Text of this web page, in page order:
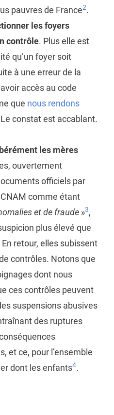
pauvres de France2.
les foyers
contrôle. Plus elle est
qu’un foyer soit
à une erreur de la
accès au code
que nous rendons
constat est accablant.
les mères
ouvertement
officiels par
comme étant
et de fraude»3,
plus élevé que
retour, elles subissent
contrôles. Notons que
dont nous
ces contrôles peuvent
suspensions abusives
des ruptures
et ce, pour l’ensemble
dont les enfants4.